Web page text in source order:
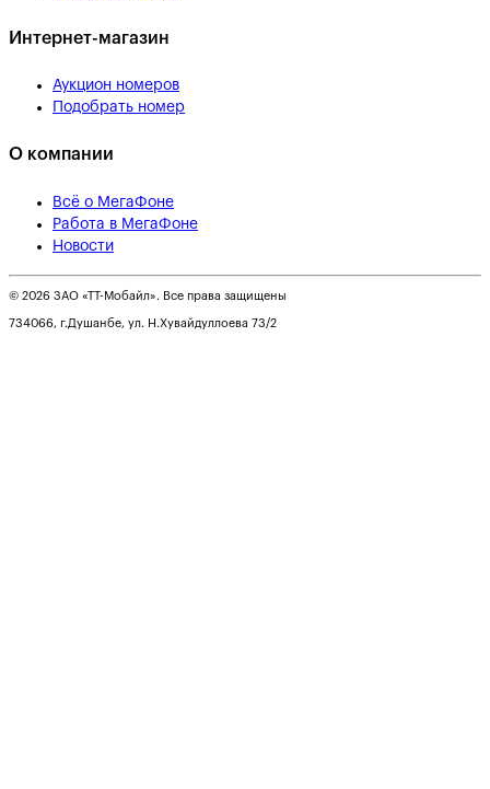
Интернет-магазин
Аукцион номеров
Подобрать номер
О компании
Всё о МегаФоне
Работа в МегаФоне
Новости
© 2026 ЗАО «ТТ-Мобайл». Все права защищены
734066, г.Душанбе, ул. Н.Хувайдуллоева 73/2